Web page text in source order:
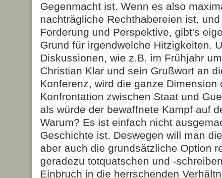
Gegenmacht ist. Wenn es also
nachträgliche Rechthabereien ist,
Forderung und Perspektive, gibt's
Grund für irgendwelche Hitzigkeiten.
Diskussionen, wie z.B. im Frühjahr
Christian Klar und sein Grußwort an
Konferenz, wird die ganze
Konfrontation zwischen Staat und
als würde der bewaffnete Kampf auf
Warum? Es ist einfach nicht
Geschichte ist. Deswegen will man
aber auch die grundsätzliche Option
geradezu totquatschen und -
Einbruch in die herrschenden